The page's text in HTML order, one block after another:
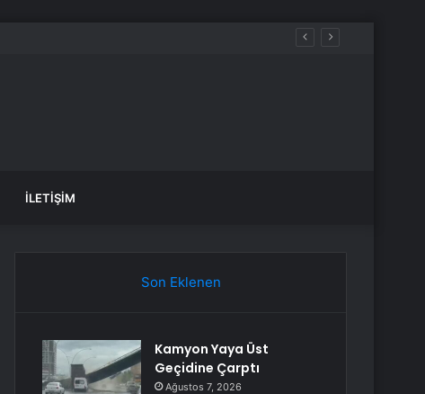
İLETIŞIM
Son Eklenen
Kamyon Yaya Üst
Geçidine Çarptı
Ağustos 7, 2026